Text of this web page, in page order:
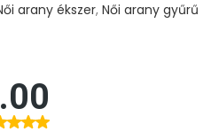
arany ékszer, Női arany gyűrű